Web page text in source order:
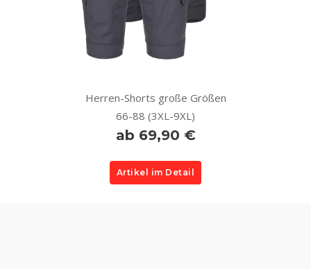
Herren-Shorts große Größen
66-88 (3XL-9XL)
ab 69,90 €
Artikel im Detail